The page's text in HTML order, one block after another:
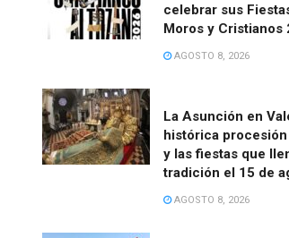
celebrar sus
Moros y Cristianos
AGOSTO 8, 2026
La Asunción en
histórica
y las fiestas que
tradición el 15 de
AGOSTO 8, 2026